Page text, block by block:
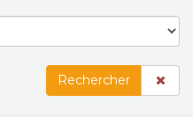
Rechercher